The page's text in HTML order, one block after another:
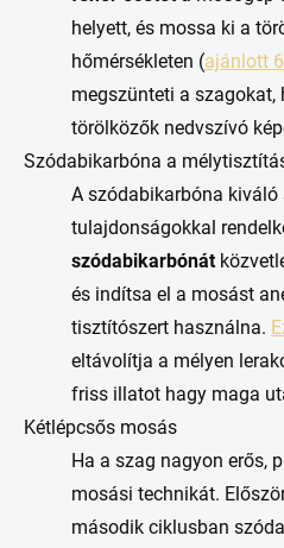
helyett, és mossa ki a
hőmérsékleten (ajánlott
megszünteti a szagokat,
törölközők nedvszívó
Szódabikarbóna a
A szódabikarbóna
tulajdonságokkal
szódabikarbónát
és indítsa el a mosást
tisztítószert használna.
eltávolítja a mélyen
friss illatot hagy maga
Kétlépcsős mosás
Ha a szag nagyon erős,
mosási technikát.
második ciklusban